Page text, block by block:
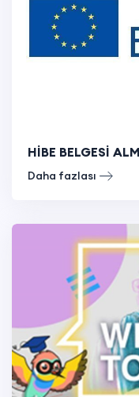
HİBE BELGESİ
Daha fazlası